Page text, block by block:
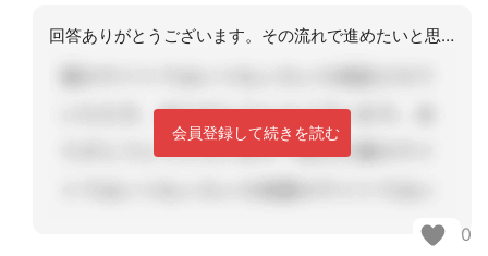
回答ありがとうございます。その流れで進めたいと思います。
会員登録して続きを読む
0